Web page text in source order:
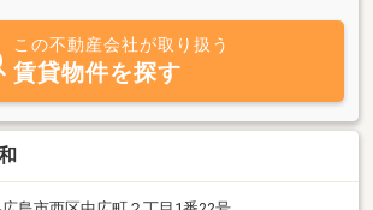
この不動産会社が取り扱う
賃貸物件を探す